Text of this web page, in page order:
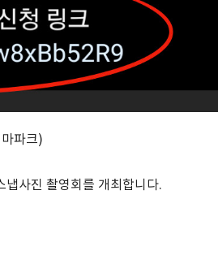
파크)
냅사진 촬영회를 개최합니다.